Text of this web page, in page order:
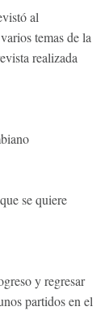
al
temas de la
realizada
se quiere
y regresar
partidos en el